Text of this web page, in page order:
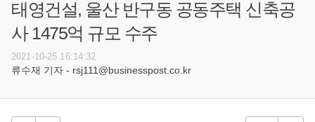
태영건설, 울산 반구동 공동주택 신축공
사 1475억 규모 수주
2021-10-25 16:14:32
류수재 기자 - rsj111@businesspost.co.kr